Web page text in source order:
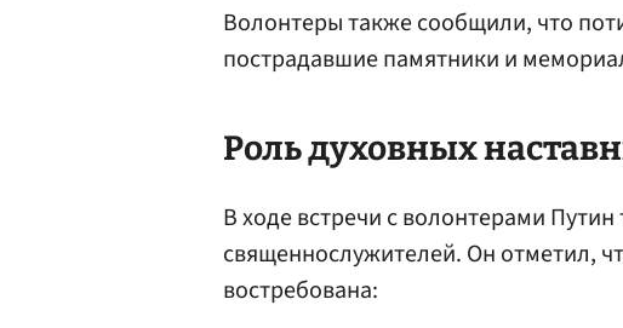
Волонтеры также сообщили, что
пострадавшие памятники и
Роль духовных
В ходе встречи с волонтерами
священнослужителей. Он отметил,
востребована: